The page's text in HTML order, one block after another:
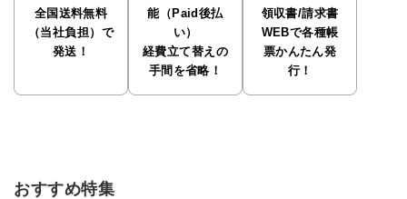
全国送料無料
（当社負担）で
発送！
能（Paid後払
い）
経費立て替えの
手間を省略！
領収書/請求書
WEBで各種帳
票かんたん発
行！
おすすめ特集